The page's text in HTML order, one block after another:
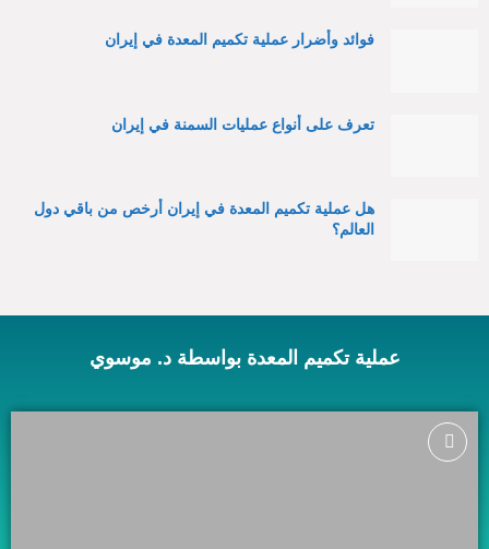
فوائد وأضرار عملية تكميم المعدة في إيران
تعرف على أنواع عمليات السمنة في إيران
هل عملية تكميم المعدة في إيران أرخص من باقي دول
العالم؟
عملية تكميم المعدة بواسطة د. موسوي